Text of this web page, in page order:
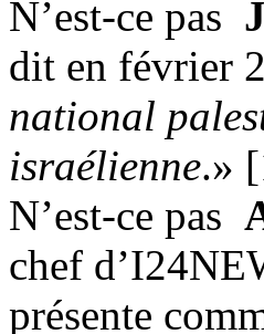
N’est-ce pas
dit en février
national
israélienne.»
N’est-ce pas
chef
présente